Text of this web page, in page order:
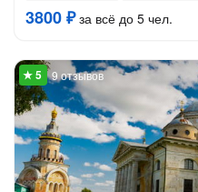
3800 ₽за всё до 5 чел.
9 отзывов